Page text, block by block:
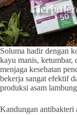
Soluma hadir dengan
kayu manis, ketumbar,
menjaga kesehatan
bekerja sangat efektif
produksi asam
Kandungan antibakteri